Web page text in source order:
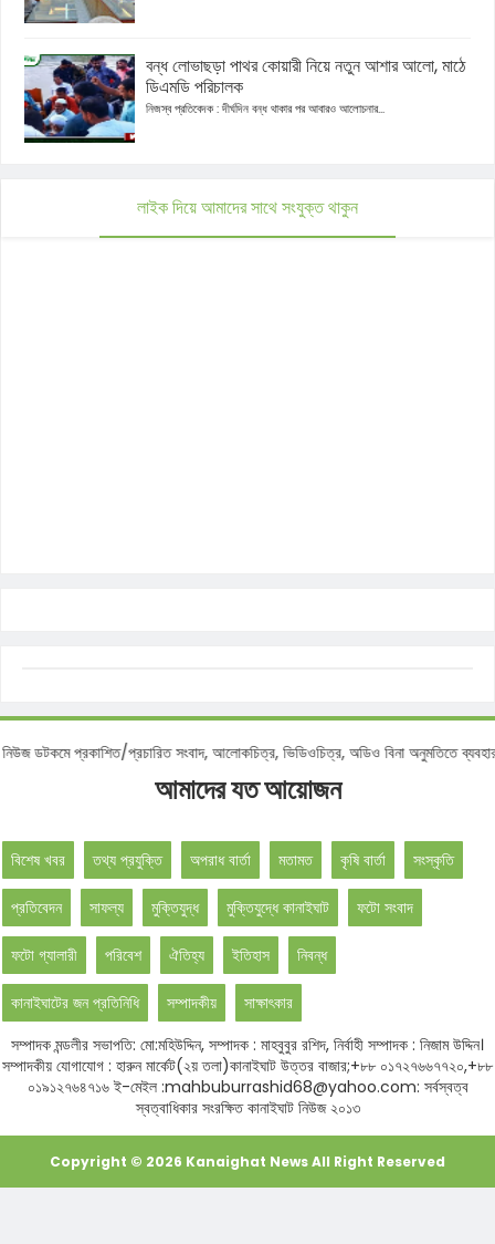
বন্ধ লোভাছড়া পাথর কোয়ারী নিয়ে নতুন আশার আলো, মাঠে
ডিএমডি পরিচালক
নিজস্ব প্রতিবেদক : দীর্ঘদিন বন্ধ থাকার পর আবারও আলোচনার...
লাইক দিয়ে আমাদের সাথে সংযুক্ত থাকুন
প্রকাশিত/প্রচারিত সংবাদ, আলোকচিত্র, ভিডিওচিত্র, অডিও বিনা অনুমতিতে ব্যবহার করা
আমাদের যত আয়োজন
বিশেষ খবর তথ্য প্রযুক্তি অপরাধ বার্তা মতামত কৃষি বার্তা সংস্কৃতি
প্রতিবেদন সাফল্য মুক্তিযুদ্ধ মুক্তিযুদ্ধে কানাইঘাট ফটো সংবাদ
ফটো গ্যালারী পরিবেশ ঐতিহ্য ইতিহাস নিবন্ধ
কানাইঘাটের জন প্রতিনিধি সম্পাদকীয়
সাক্ষাৎকার
সম্পাদক মন্ডলীর সভাপতি: মো:মহিউদ্দিন, সম্পাদক : মাহবুবুর রশিদ, নির্বাহী সম্পাদক : নিজাম উদ্দিন।
সম্পাদকীয় যোগাযোগ : হারুন মার্কেট(২য় তলা)কানাইঘাট উত্তর বাজার;+৮৮ ০১৭২৭৬৬৭৭২০,+৮৮
০১৯১২৭৬৪৭১৬ ই-মেইল :mahbuburrashid68@yahoo.com: সর্বস্বত্ব
স্বত্বাধিকার সংরক্ষিত কানাইঘাট নিউজ ২০১৩
Copyright © 2026 Kanaighat NewsAll Right Reserved